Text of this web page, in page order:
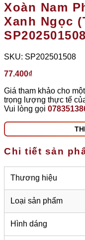
Xoàn Nam
Xanh Ngọc
SP202501508
SKU: SP202501508
77.400₫
Giá tham khảo cho
trọng lượng thực tế
Vui lòng gọi
Chi tiết sản
Thương hiệu
Loại sản phẩm
Hình dáng